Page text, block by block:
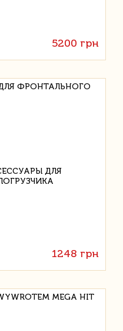
5200 грн
ДЛЯ ФРОНТАЛЬНОГО
1248 грн
MEGA HIT